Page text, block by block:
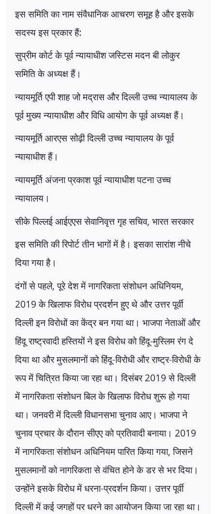
इस समिति का नाम संवैधानिक आचरण समूह है और इसके
सदस्य इस प्रकार हैं:
सुप्रीम कोर्ट के पूर्व न्यायाधीश जस्टिस मदन बी लोकुर
समिति के अध्यक्ष हैं।
न्यायमूर्ति एपी शाह जो मद्रास और दिल्ली उच्च न्यायालय के
पूर्व मुख्य न्यायाधीश और विधि आयोग के पूर्व अध्यक्ष हैं।
न्यायमूर्ति आरएस सोढ़ी दिल्ली उच्च न्यायालय के पूर्व
न्यायाधीश हैं।
न्यायमूर्ति अंजना प्रकाश पूर्व न्यायाधीश पटना उच्च
न्यायालय।
सीके पिल्लई आईएएस सेवानिवृत्त गृह सचिव, भारत सरकार
इस समिति की रिपोर्ट तीन भागों में है। इसका सारांश नीचे
दिया गया है।
दंगों से पहले,पूरे देश में नागरिकता संशोधन अधिनियम,
2019के खिलाफ विरोध प्रदर्शन हुए थे और उत्तर पूर्वी
दिल्ली इन विरोधों का केंद्र बन गया था। भाजपा नेताओं और
हिंदू राष्ट्रवादी हस्तियों ने इस विरोध को हिंदू-मुस्लिम रंग दे
दिया था और मुसलमानों को हिंदू-विरोधी और राष्ट्र-विरोधी के
रूप में चित्रित किया जा रहा था। दिसंबर2019से दिल्ली
में नागरिकता संशोधन बिल के खिलाफ विरोध शुरू हो गया
था। जनवरी में दिल्ली विधानसभा चुनाव आए। भाजपा ने
चुनाव प्रचार के दौरान सीएए को प्रतिवादी बनाया। 2019
में नागरिकता संशोधन अधिनियम पारित किया गया,जिसने
मुसलमानों को नागरिकता से वंचित होने के डर से भर दिया।
उन्होंने इसके विरोध में धरना-प्रदर्शन किया। उत्तर पूर्वी
दिल्ली में कई जगहों पर धरने का आयोजन किया जा रहा था।